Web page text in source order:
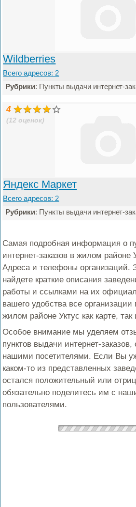
Wildberries
Всего адресов: 2
Рубрики: Пункты выдачи интернет-
4
(12 оценок)
Яндекс Маркет
Всего адресов: 2
Рубрики: Пункты выдачи интернет-
Самая подробная информация о
интернет-заказов в жилом районе
Адреса и телефоны организаций.
найдете краткие описания
работы и ссылками на их
вашего удобства все
жилом районе Уктус как карте,
Особое внимание мы уделяем
пунктов выдачи интернет-
нашими посетителями. Если Вы
каком-то из представленных
остался положительный или
обязательно поделитесь им с
пользователями.